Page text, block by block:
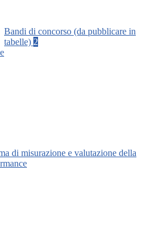
Bandi di concorso (da pubblicare in
tabelle) 2
di misurazione e valutazione della